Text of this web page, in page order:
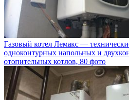
Газовый котел Лемакс —
одноконтурных напольных и
отопительных котлов, 80 фото